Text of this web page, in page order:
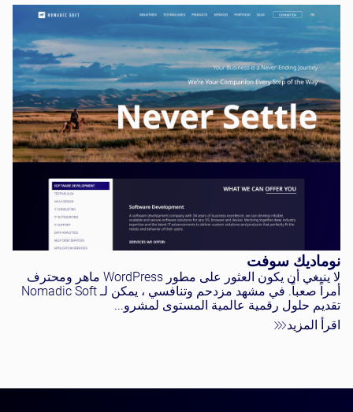
نوماديك سوفت
لا ينبغي أن يكون العثور على مطور WordPress ماهر ومحترف
أمراً صعباً. في مشهد مزدحم وتنافسي ، يمكن لـ Nomadic Soft
تقديم حلول رقمية عالمية المستوى لمشرو...
اقرأ المزيد